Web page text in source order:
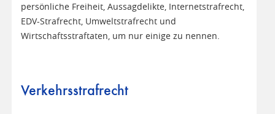
persönliche Freiheit, Aussagdelikte, Internetstrafrecht,
EDV-Strafrecht, Umweltstrafrecht und
Wirtschaftsstraftaten, um nur einige zu nennen.
Verkehrsstrafrecht